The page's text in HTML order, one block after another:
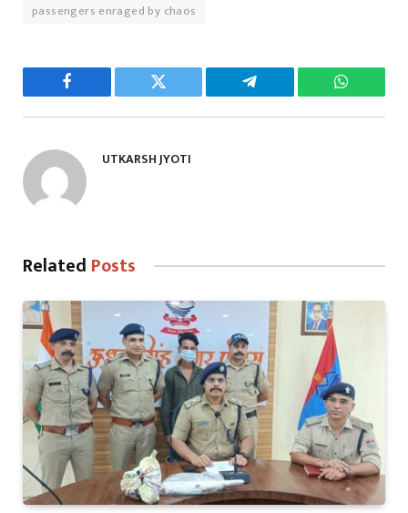
passengers enraged by chaos
Facebook Twitter Telegram
UTKARSH JYOTI
Related Posts